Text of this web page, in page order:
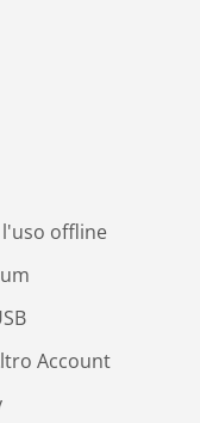
l'uso offline
Account